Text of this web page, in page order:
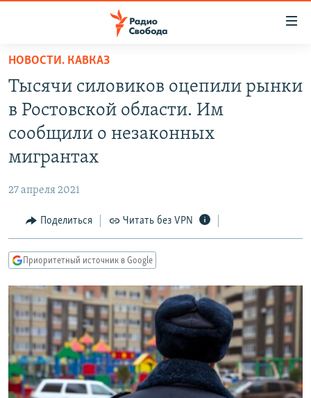
упрощенного
доступа
Вернуться
основному
содержанию
Вернутся
навигации
Вернутся
АВТОРСКИЕ ПРОЕКТЫ
КУЛЬТУРА
IDEL.РЕАЛИИ
КАВКАЗ.РЕАЛИИ
СИБИРЬ.РЕАЛИИ
РАСПИСАНИЕ ВЕЩАНИЯ
ПОДПИШИТЕСЬ НА РАССЫЛКУ
СОЦИАЛЬНЫЕ СЕТИ
НОВОСТИ. КАВКАЗ
Тысячи силовиков оцепили рынки
в Ростовской области. Им
сообщили о незаконных
мигрантах
27 апреля 2021
Поделиться Читать без VPN
Приоритетный источник в Google